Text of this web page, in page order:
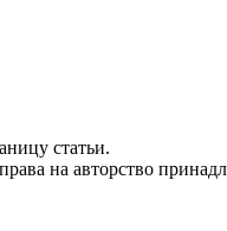
статьи.
на авторство